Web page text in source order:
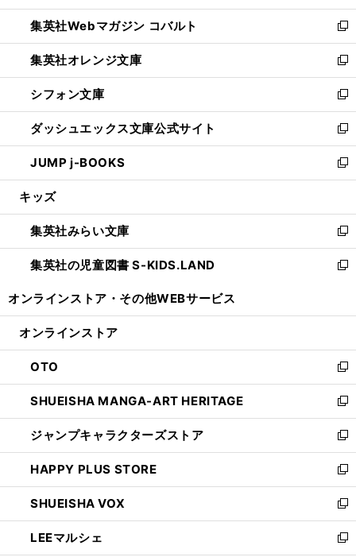
開
く
ウ
で
開
く
ン
ド
ウ
で
開
く
ウ
ィ
ン
ド
ウ
で
開
く
集英社Webマガジン コバルト
新
し
い
ウ
ィ
ン
ド
ウ
で
開
集英社オレンジ文庫
新
し
い
ウ
ィ
ン
ド
ウ
開
く
シフォン文庫
新
し
い
ウ
ィ
ン
ウ
で
開
く
ダッシュエックス文庫公式サイト
新
し
い
ウ
ン
ド
ウ
で
JUMP j-BOOKS
新
し
ウ
ィ
ン
ド
開
キッズ
集英社みらい文庫
新
し
い
ン
ウ
で
開
く
集英社の児童図書 S-KIDS.LAND
新
ウ
ン
ド
ウ
で
開
く
オンラインストア・ その他WEBサービス
オンラインストア
OTO
新
し
い
ウ
ィ
ン
ド
ウ
で
開
く
SHUEISHA MANGA-ART HERITAGE
新
し
い
ウ
ィ
ン
ド
ウ
で
ジャンプキャラクターズストア
新
し
い
ウ
ィ
ン
ド
HAPPY PLUS STORE
新
し
い
ウ
ィ
SHUEISHA VOX
新
し
い
LEEマルシェ
新